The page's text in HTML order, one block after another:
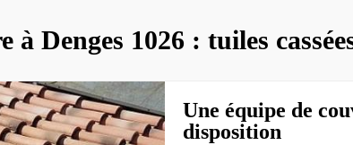
Denges 1026 : tuiles
Une équipe de
disposition